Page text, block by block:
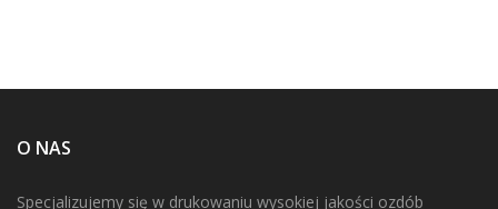
O NAS
Specjalizujemy się w drukowaniu wysokiej jakości ozdób